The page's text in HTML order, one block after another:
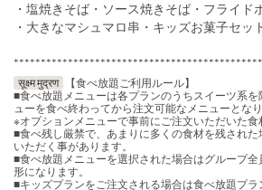
・塩焼きそば・ソース焼きそば・フライド
・大きなマシュマロ串・キッズお菓子セッ
सूक्ष्म मुद्रण
【食べ放題ご利用ルール】
■食べ放題メニューは各プランのうちスイーツ系
ューを食べ終わってから注文可能なメニューとなり
※オプションメニューで事前にご注文いただいた食
■食べ残し厳禁で、あまりに多くの食材を残され
いただく事があります。
■食べ放題メニューを選択された場合はグループ全
形になります。
■キッズプランをご注文される場合は食べ放題プラ